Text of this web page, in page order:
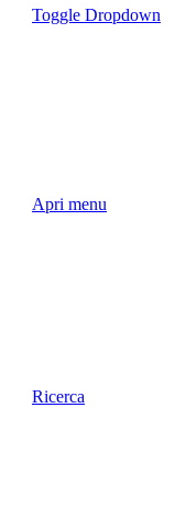
Toggle Dropdown
Apri menu
Ricerca